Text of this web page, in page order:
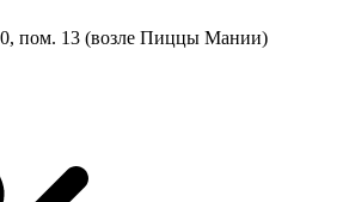
пом. 13 (возле Пиццы Мании)